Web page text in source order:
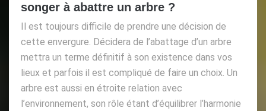
songer à abattre un arbre ?
Il est toujours difficile de prendre une décision de
cette envergure. Décidera de l’abattage d’un arbre
mettra un terme définitif à son existence dans vos
lieux et parfois il est compliqué de faire un choix. Un
arbre est aussi en étroite relation avec
l’environnement, son rôle étant d’équilibrer l’harmonie